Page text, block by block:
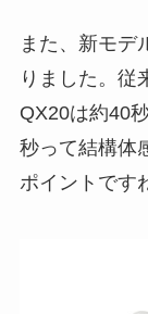
また、新モデ
りました。従
QX20は約40
秒って結構体
ポイントです